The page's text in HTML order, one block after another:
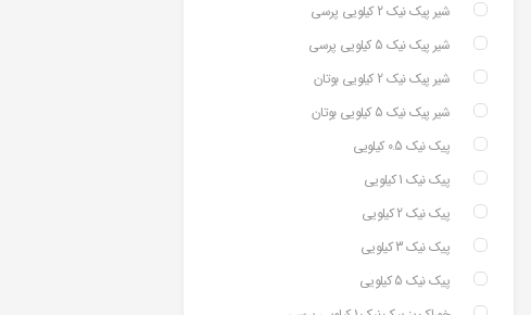
شیر پیک نیک 2 کیلویی پرسی
شیر پیک نیک 5 کیلویی پرسی
شیر پیک نیک 2 کیلویی بوتان
شیر پیک نیک 5 کیلویی بوتان
پیک نیک 0.5 کیلویی
پیک نیک 1 کیلویی
پیک نیک 2 کیلویی
پیک نیک 3 کیلویی
پیک نیک 5 کیلویی